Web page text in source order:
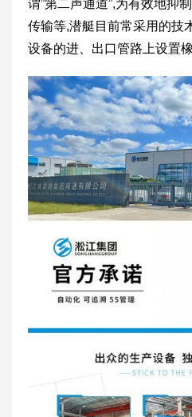
谓”第二声通道”,为有效地抑
传输等,潜艇目前常采用的技
设备的进、出口管路上设置